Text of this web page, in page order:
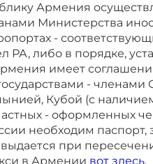
Армения
Министерства
-
РА, либо в порядке,
имеет
- членами
Кубой (с
- оформленных
необходим
при
в Армении вот здесь.